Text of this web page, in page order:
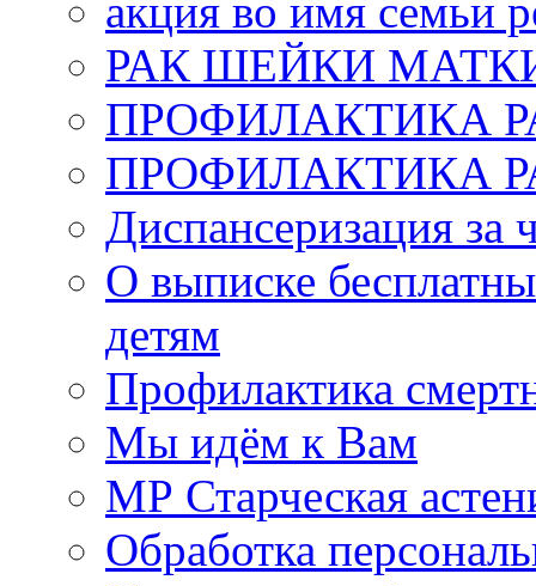
акция во имя семьи
РАК ШЕЙКИ
ПРОФИЛАКТИКА
ПРОФИЛАКТИКА
Диспансеризация за
О выписке
детям
Профилактика
Мы идём к Вам
МР Старческая
Обработка